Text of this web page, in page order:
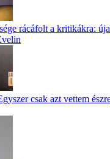
rácáfolt a kritikákra:
csak azt vettem